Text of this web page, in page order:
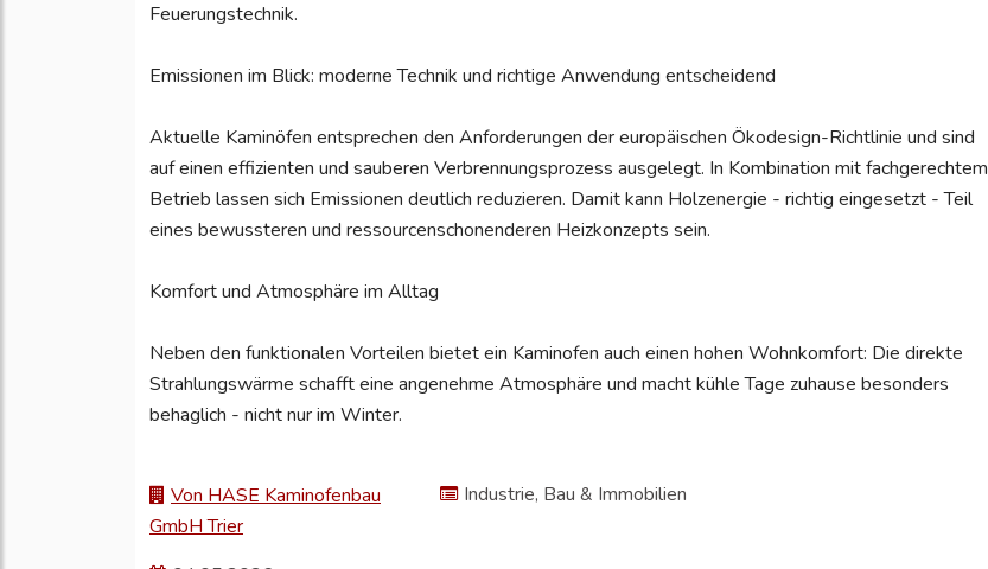
Feuerungstechnik.
Emissionen im Blick: moderne Technik und richtige Anwendung entscheidend
Aktuelle Kaminöfen entsprechen den Anforderungen der europäischen Ökodesign-Richtlinie und sind
auf einen effizienten und sauberen Verbrennungsprozess ausgelegt. In Kombination mit fachgerechtem
Betrieb lassen sich Emissionen deutlich reduzieren. Damit kann Holzenergie - richtig eingesetzt - Teil
eines bewussteren und ressourcenschonenderen Heizkonzepts sein.
Komfort und Atmosphäre im Alltag
Neben den funktionalen Vorteilen bietet ein Kaminofen auch einen hohen Wohnkomfort: Die direkte
Strahlungswärme schafft eine angenehme Atmosphäre und macht kühle Tage zuhause besonders
behaglich - nicht nur im Winter.
Von HASE Kaminofenbau
GmbH Trier
Industrie, Bau & Immobilien